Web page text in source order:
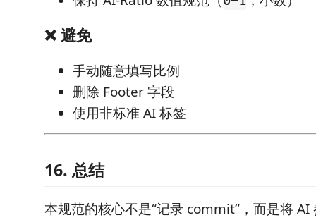
❌ 避免
手动随意填写比例
删除 Footer 字段
使用非标准 AI 标签
16. 总结
本规范的核心不是“记录 commit”，而是将 AI